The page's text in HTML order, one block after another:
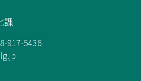
課
917-5436